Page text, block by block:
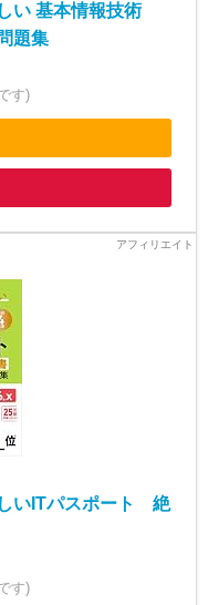
い 基本情報技術
題集
す)
いITパスポート 絶
す)